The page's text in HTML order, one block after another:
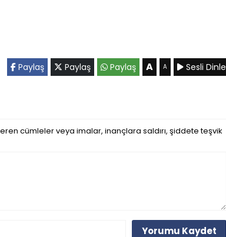
Paylaş Paylaş Paylaş A A Sesli Dinle
cümleler veya imalar, inançlara saldırı, şiddete teşvik
Yorumu Kaydet